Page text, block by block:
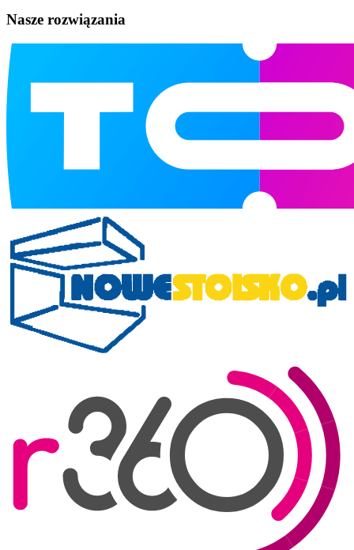
Nasze rozwiązania